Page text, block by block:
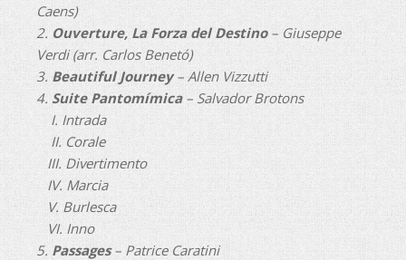
Caens)
2. Ouverture, La Forza del Destino– Giuseppe
Verdi (arr. Carlos Benetó)
3. Beautiful Journey– Allen Vizzutti
4. Suite Pantomímica– Salvador Brotons
I. Intrada
II. Corale
III. Divertimento
IV. Marcia
V. Burlesca
VI. Inno
5. Passages– Patrice Caratini